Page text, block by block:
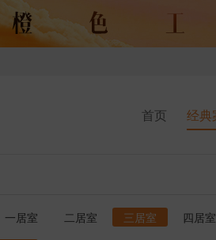
首页 经典
一居室 二居室 三居室
四居室